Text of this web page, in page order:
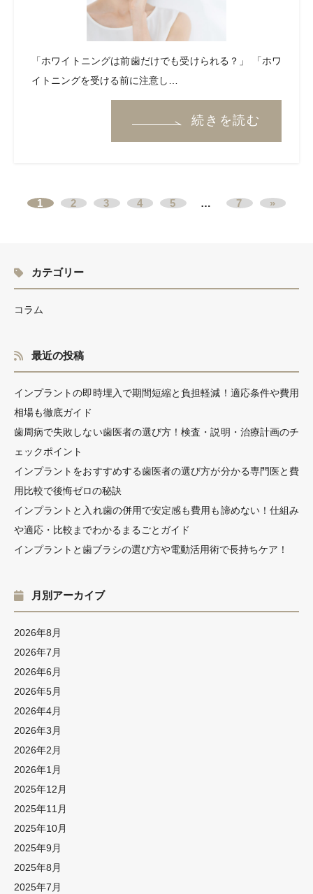
「ホワイトニングは前歯だけでも受けられる？」 「ホワ
イトニングを受ける前に注意し…
続きを読む
1 2 3 4 5 … 7 »
カテゴリー
コラム
最近の投稿
インプラントの即時埋入で期間短縮と負担軽減！適応条件や費用
相場も徹底ガイド
歯周病で失敗しない歯医者の選び方！検査・説明・治療計画のチ
ェックポイント
インプラントをおすすめする歯医者の選び方が分かる専門医と費
用比較で後悔ゼロの秘訣
インプラントと入れ歯の併用で安定感も費用も諦めない！仕組み
や適応・比較までわかるまるごとガイド
インプラントと歯ブラシの選び方や電動活用術で長持ちケア！
月別アーカイブ
2026年8月
2026年7月
2026年6月
2026年5月
2026年4月
2026年3月
2026年2月
2026年1月
2025年12月
2025年11月
2025年10月
2025年9月
2025年8月
2025年7月